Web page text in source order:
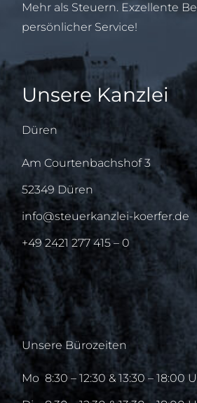
Mehr als Steuern. Exzellente
persönlicher Service!
Unsere Kanzlei
Düren
Am Courtenbachshof 3
52349 Düren
info@steuerkanzlei-koerfer.de
+49 2421 277 415 – 0
Unsere Bürozeiten
Mo8:30 – 12:30 & 13:30 – 18:00